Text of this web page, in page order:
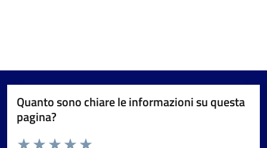
Quanto sono chiare le informazioni su questa
pagina?
Valuta da 1 a 5 stelle la pagina